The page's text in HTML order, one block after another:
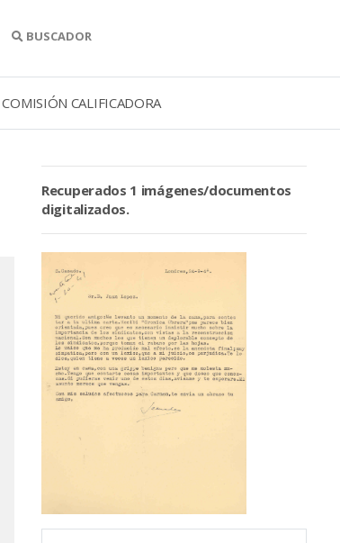
BUSCADOR
COMISIÓN CALIFICADORA
Recuperados 1 imágenes/documentos
digitalizados.